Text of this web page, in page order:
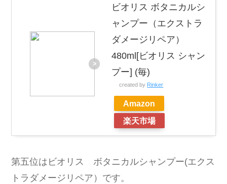
ビオリス ボタニカルシ
ャンプー（エクストラ
ダメージリペア）
480ml[ビオリス シャン
プー] (毎)
created by Rinker
Amazon
楽天市場
第五位はビオリス ボタニカルシャンプー(エクス
トラダメージリペア）です。